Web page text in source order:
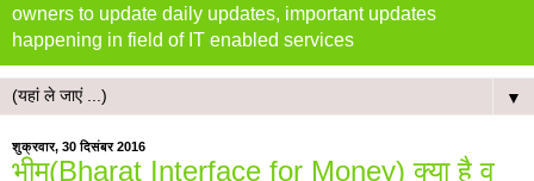
owners to update daily updates, important updates
happening in field of IT enabled services
▼
शुक्रवार, 30 दिसंबर 2016
भीम(Bharat Interface for Money) क्या है व